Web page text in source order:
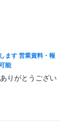
ます 営業資料・報
能
りがとうござい